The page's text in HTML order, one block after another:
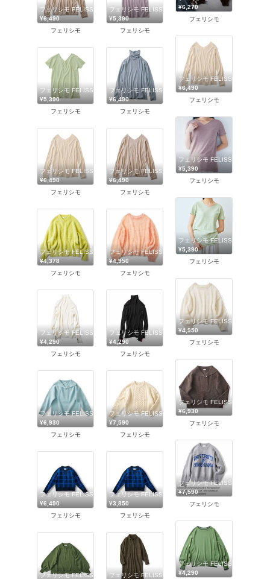
¥6,270
フェリシモ
フェリシモ FELISSIMO
¥6,490
フェリシモ
フェリシモ FELISSIMO
¥5,390
フェリシモ
フェリシモ FELISSIMO
¥6,490
フェリシモ
フェリシモ FELISSIMO
¥5,390
フェリシモ
フェリシモ FELISSIMO
¥6,490
フェリシモ
フェリシモ FELISSIMO
¥5,390
フェリシモ
フェリシモ FELISSIMO
¥6,490
フェリシモ
フェリシモ FELISSIMO
¥6,490
フェリシモ
フェリシモ FELISSIMO
¥5,390
フェリシモ
フェリシモ FELISSIMO
¥4,378
フェリシモ
フェリシモ FELISSIMO
¥4,950
フェリシモ
フェリシモ FELISSIMO
¥4,950
フェリシモ
フェリシモ FELISSIMO
¥4,290
フェリシモ
フェリシモ FELISSIMO
¥4,290
フェリシモ
フェリシモ FELISSIMO
¥6,930
フェリシモ
フェリシモ FELISSIMO
¥6,930
フェリシモ
フェリシモ FELISSIMO
¥7,590
フェリシモ
フェリシモ FELISSIMO
¥7,590
フェリシモ
フェリシモ FELISSIMO
¥6,490
フェリシモ
フェリシモ FELISSIMO
¥3,850
フェリシモ
フェリシモ FELISSIMO
¥4,290
フェリシモ FELISSIMO
フェリシモ FELISSIMO